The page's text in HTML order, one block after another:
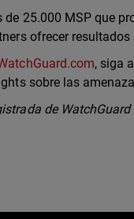
25.000 MSP que
ofrecer
, siga
sobre las
de